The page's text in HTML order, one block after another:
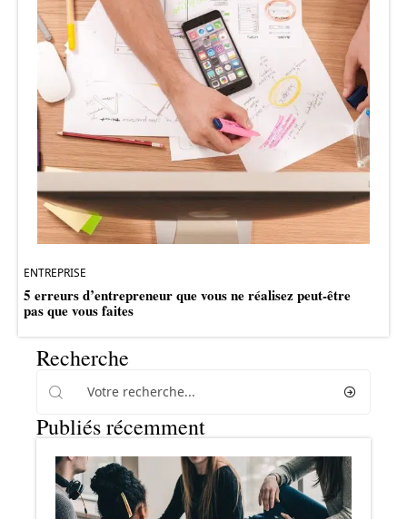
ENTREPRISE
5 erreurs d’entrepreneur que vous ne réalisez peut-être
pas que vous faites
Recherche
Publiés récemment